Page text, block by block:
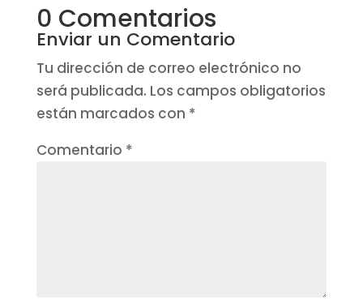
0 Comentarios
Enviar un Comentario
Tu dirección de correo electrónico no
será publicada. Los campos obligatorios
están marcados con *
Comentario *